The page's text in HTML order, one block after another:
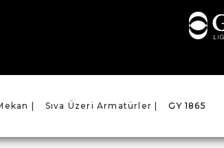
| Sıva Üzeri Armatürler | GY 1865